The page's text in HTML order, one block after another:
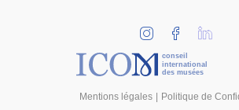
conseil
international
des musées
Mentions légales Politique de